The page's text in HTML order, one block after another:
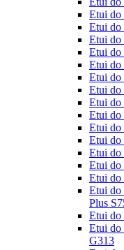
Etui do
Etui do
Etui do
Etui do
Etui do
Etui do
Etui do
Etui do
Etui do
Etui do
Etui do
Etui do
Etui do
Etui do
Etui do
Plus
Etui do
Etui do
G313